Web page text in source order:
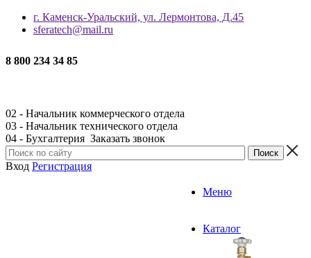
г. Каменск-Уральский, ул. Лермонтова, Д.45
sferatech@mail.ru
8 800 234 34 85
02 - Начальник коммерческого отдела
03 - Начальник технического отдела
04 - Бухгалтерия Заказать звонок
Вход Регистрация
Меню
Каталог